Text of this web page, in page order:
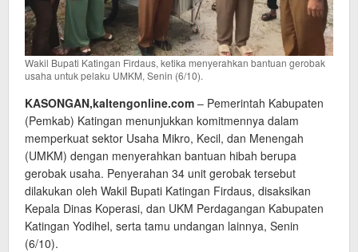
Wakil Bupati Katingan Firdaus, ketika menyerahkan bantuan gerobak
usaha untuk pelaku UMKM, Senin (6/10).
KASONGAN,kaltengonline.com – Pemerintah Kabupaten
(Pemkab) Katingan menunjukkan komitmennya dalam
memperkuat sektor Usaha Mikro, Kecil, dan Menengah
(UMKM) dengan menyerahkan bantuan hibah berupa
gerobak usaha. Penyerahan 34 unit gerobak tersebut
dilakukan oleh Wakil Bupati Katingan Firdaus, disaksikan
Kepala Dinas Koperasi, dan UKM Perdagangan Kabupaten
Katingan Yodihel, serta tamu undangan lainnya, Senin
(6/10).